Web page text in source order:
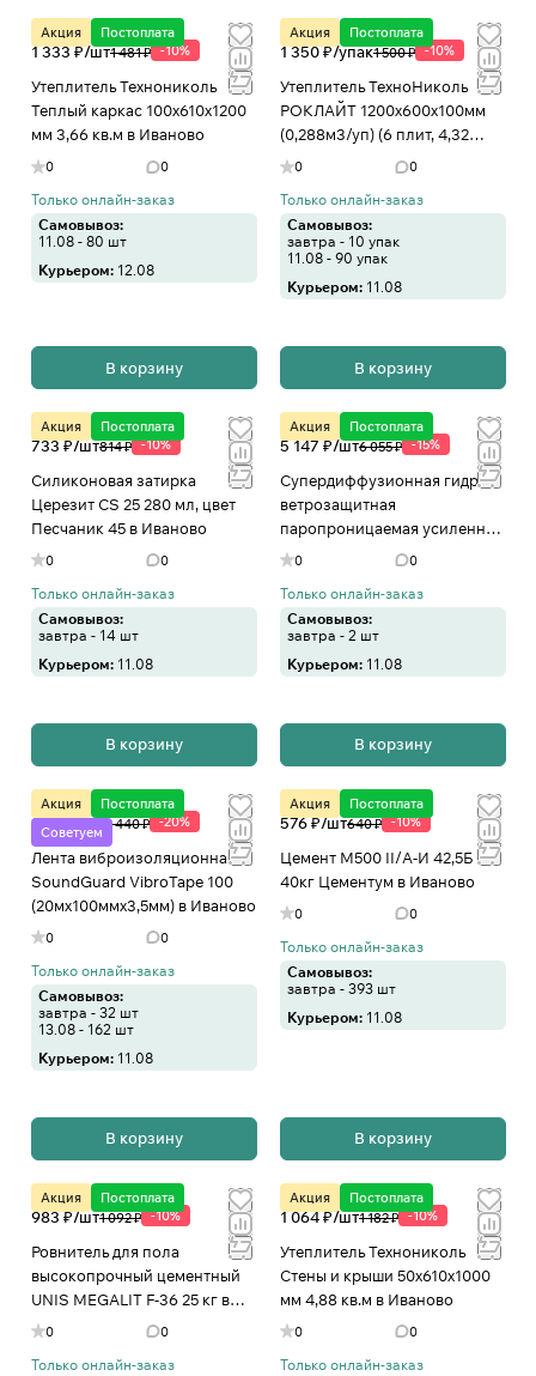
Акция Постоплата
1 333 ₽/шт1 481 ₽ -10%
Утеплитель Технониколь
Теплый каркас 100х610х1200
мм 3,66 кв.м в Иваново
0 0
Только онлайн-заказ
Самовывоз:
11.08 - 80 шт
Курьером: 12.08
В корзину
Акция Постоплата
1 350 ₽/упак1 500 ₽ -10%
Утеплитель ТехноНиколь
РОКЛАЙТ 1200х600х100мм
(0,288м3/уп) (6 плит, 4,32
кв.м) в Иваново
0 0
Только онлайн-заказ
Самовывоз:
завтра - 10 упак
11.08 - 90 упак
Курьером: 11.08
В корзину
Акция Постоплата
733 ₽/шт814 ₽ -10%
Cиликоновая затирка
Церезит CS 25 280 мл, цвет
Песчаник 45 в Иваново
0 0
Только онлайн-заказ
Самовывоз:
завтра - 14 шт
Курьером: 11.08
В корзину
Акция Постоплата
5 147 ₽/шт6 055 ₽ -15%
Супердиффузионная гидро-
ветрозащитная
паропроницаемая усиленная
мембрана Изоспан AQ proff,
0 0
Только онлайн-заказ
Самовывоз:
завтра - 2 шт
Курьером: 11.08
В корзину
Акция
Постоплата
Советуем
1 152 ₽/шт1 440 ₽ -20%
Лента виброизоляционная
SoundGuard VibroTape 100
(20мх100ммх3,5мм) в Иваново
0 0
Только онлайн-заказ
Самовывоз:
завтра - 32 шт
13.08 - 162 шт
Курьером: 11.08
В корзину
Акция Постоплата
576 ₽/шт640 ₽ -10%
Цемент М500 II/А-И 42,5Б
40кг Цементум в Иваново
0 0
Только онлайн-заказ
Самовывоз:
завтра - 393 шт
Курьером: 11.08
В корзину
Акция Постоплата
983 ₽/шт1 092 ₽ -10%
Ровнитель для пола
высокопрочный цементный
UNIS MEGALIT F-36 25 кг в
Иваново
0 0
Только онлайн-заказ
Акция Постоплата
1 064 ₽/шт1 182 ₽ -10%
Утеплитель Технониколь
Стены и крыши 50х610х1000
мм 4,88 кв.м в Иваново
0 0
Только онлайн-заказ